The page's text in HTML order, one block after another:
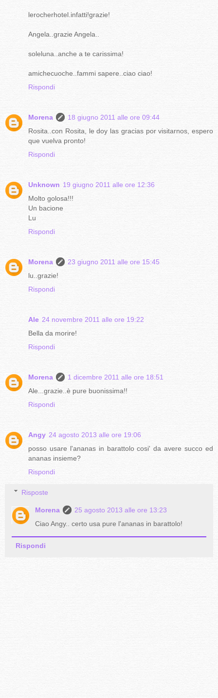
lerocherhotel.infatti!grazie!
Angela..grazie Angela..
soleluna..anche a te carissima!
amichecuoche..fammi sapere..ciao ciao!
Rispondi
Morena
18 giugno 2011 alle ore 09:44
Rosita..con Rosita, le doy las gracias por visitarnos, espero
que vuelva pronto!
Rispondi
Unknown 19 giugno 2011 alle ore 12:36
Molto golosa!!!
Un bacione
Lu
Rispondi
Morena
23 giugno 2011 alle ore 15:45
lu..grazie!
Rispondi
Ale 24 novembre 2011 alle ore 19:22
Bella da morire!
Rispondi
Morena
1 dicembre 2011 alle ore 18:51
Ale...grazie..è pure buonissima!!
Rispondi
Angy 24 agosto 2013 alle ore 19:06
posso usare l'ananas in barattolo cosi' da avere succo ed
ananas insieme?
Rispondi
Risposte
Morena
25 agosto 2013 alle ore 13:23
Ciao Angy.. certo usa pure l'ananas in barattolo!
Rispondi